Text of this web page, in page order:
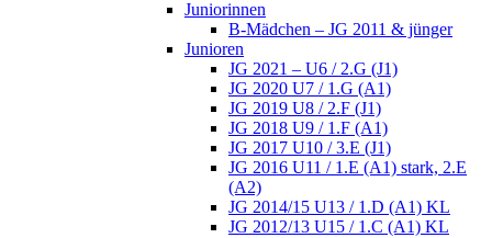
Juniorinnen
B-Mädchen – JG 2011 & jünger
Junioren
JG 2021 – U6 / 2.G (J1)
JG 2020 U7 / 1.G (A1)
JG 2019 U8 / 2.F (J1)
JG 2018 U9 / 1.F (A1)
JG 2017 U10 / 3.E (J1)
JG 2016 U11 / 1.E (A1) stark, 2.E
(A2)
JG 2014/15 U13 / 1.D (A1) KL
JG 2012/13 U15 / 1.C (A1) KL